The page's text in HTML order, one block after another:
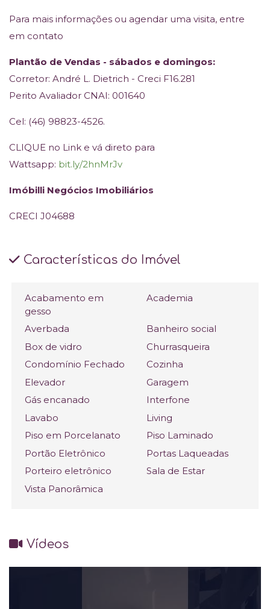
Para mais informações ou agendar uma visita, entre
em contato
Plantão de Vendas - sábados e domingos:
Corretor: André L. Dietrich - Creci F16.281
Perito Avaliador CNAI: 001640
Cel: (46) 98823-4526.
CLIQUE no Link e vá direto para
Wattsapp: bit.ly/2hnMrJv
Imóbilli Negócios Imobiliários
CRECI J04688
Características do Imóvel
Acabamento em
gesso
Academia
Averbada
Banheiro social
Box de vidro
Churrasqueira
Condomínio Fechado
Cozinha
Elevador
Garagem
Gás encanado
Interfone
Lavabo
Living
Piso em Porcelanato
Piso Laminado
Portão Eletrônico
Portas Laqueadas
Porteiro eletrônico
Sala de Estar
Vista Panorâmica
Vídeos